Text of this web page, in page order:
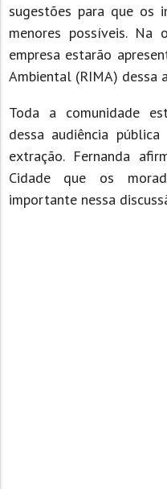
sugestões para que os
menores possíveis. Na
empresa estarão
Ambiental (RIMA) dessa
Toda a comunidade
dessa audiência
extração. Fernanda
Cidade que os
importante nessa